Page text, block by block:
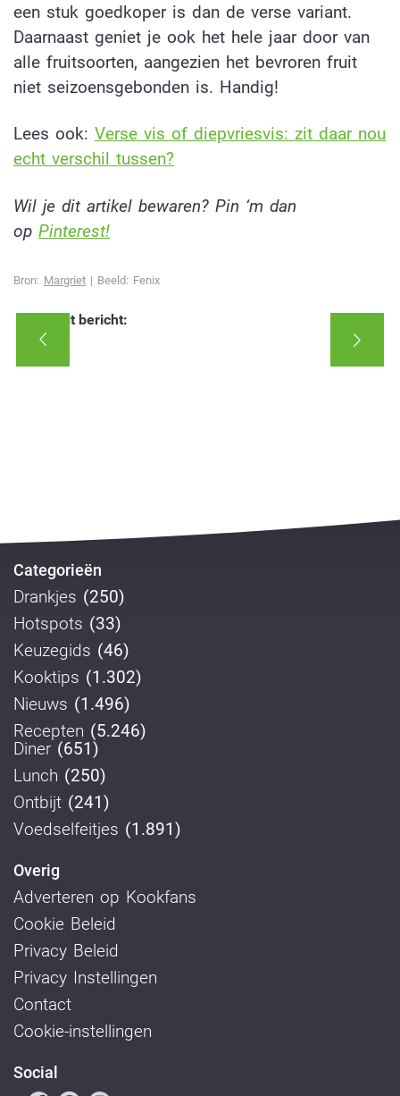
een stuk goedkoper is dan de verse variant.
Daarnaast geniet je ook het hele jaar door van
alle fruitsoorten, aangezien het bevroren fruit
niet seizoensgebonden is. Handig!
Lees ook: Verse vis of diepvriesvis: zit daar nou
echt verschil tussen?
Wil je dit artikel bewaren? Pin ‘m dan
op Pinterest!
Bron: Margriet | Beeld: Fenix
Deel dit bericht:
Categorieën
Drankjes (250)
Hotspots (33)
Keuzegids (46)
Kooktips (1.302)
Nieuws (1.496)
Recepten (5.246)
Diner (651)
Lunch (250)
Ontbijt (241)
Voedselfeitjes (1.891)
Overig
Adverteren op Kookfans
Cookie Beleid
Privacy Beleid
Privacy Instellingen
Contact
Cookie-instellingen
Social